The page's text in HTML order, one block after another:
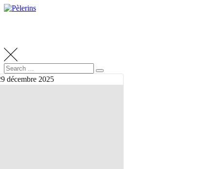
Skip
Search
for:
Search
décembre 2025